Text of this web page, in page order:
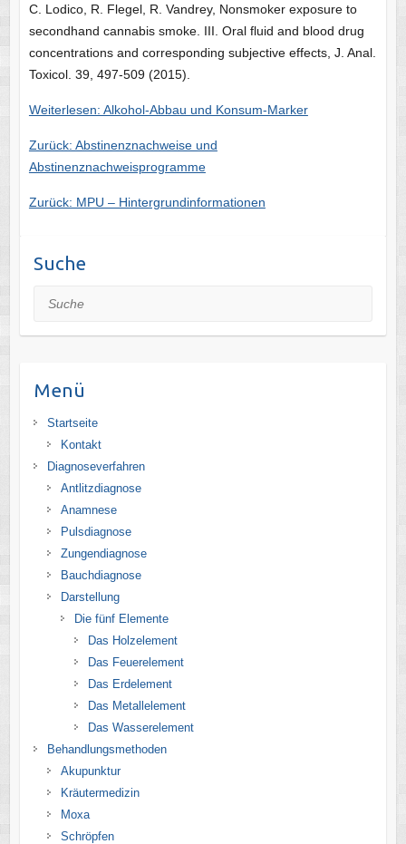
C. Lodico, R. Flegel, R. Vandrey, Nonsmoker exposure to
secondhand cannabis smoke. III. Oral fluid and blood drug
concentrations and corresponding subjective effects, J. Anal.
Toxicol. 39, 497-509 (2015).
Weiterlesen: Alkohol-Abbau und Konsum-Marker
Zurück: Abstinenznachweise und
Abstinenznachweisprogramme
Zurück: MPU – Hintergrundinformationen
Suche
Suche
Menü
Startseite
Kontakt
Diagnoseverfahren
Antlitzdiagnose
Anamnese
Pulsdiagnose
Zungendiagnose
Bauchdiagnose
Darstellung
Die fünf Elemente
Das Holzelement
Das Feuerelement
Das Erdelement
Das Metallelement
Das Wasserelement
Behandlungsmethoden
Akupunktur
Kräutermedizin
Moxa
Schröpfen